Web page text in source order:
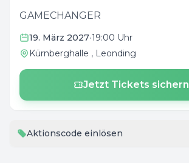
GAMECHANGER
19. März 2027•19:00 Uhr
Kürnberghalle , Leonding
Jetzt Tickets sichern
Aktionscode einlösen